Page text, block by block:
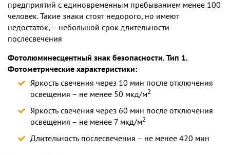
предприятий с единовременным пребыванием менее 100
человек. Такие знаки стоят недорого, но имеют
недостаток, – небольшой срок длительности
послесвечения
Фотолюминесцентный знак безопасности. Тип 1.
Фотометрические характеристики:
Яркость свечения через 10 мин после отключения
освещения – не менее 50 мкд/м2
Яркость свечения через 60 мин после отключения
освещения – не менее 7 мкд/м2
Длительность послесвечения – не менее 420 мин